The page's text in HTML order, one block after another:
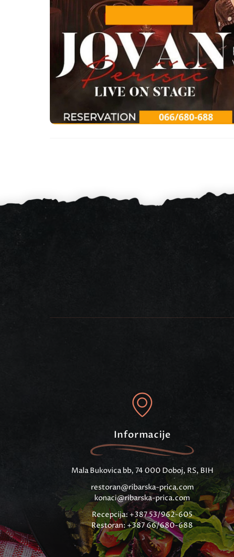
Informacije
Mala Bukovica bb, 74 000 Doboj, RS, BIH
restoran@ribarska-prica.com
konaci@ribarska-prica.com
Recepcija: +387 53/962-605
Restoran: +387 66/680-688